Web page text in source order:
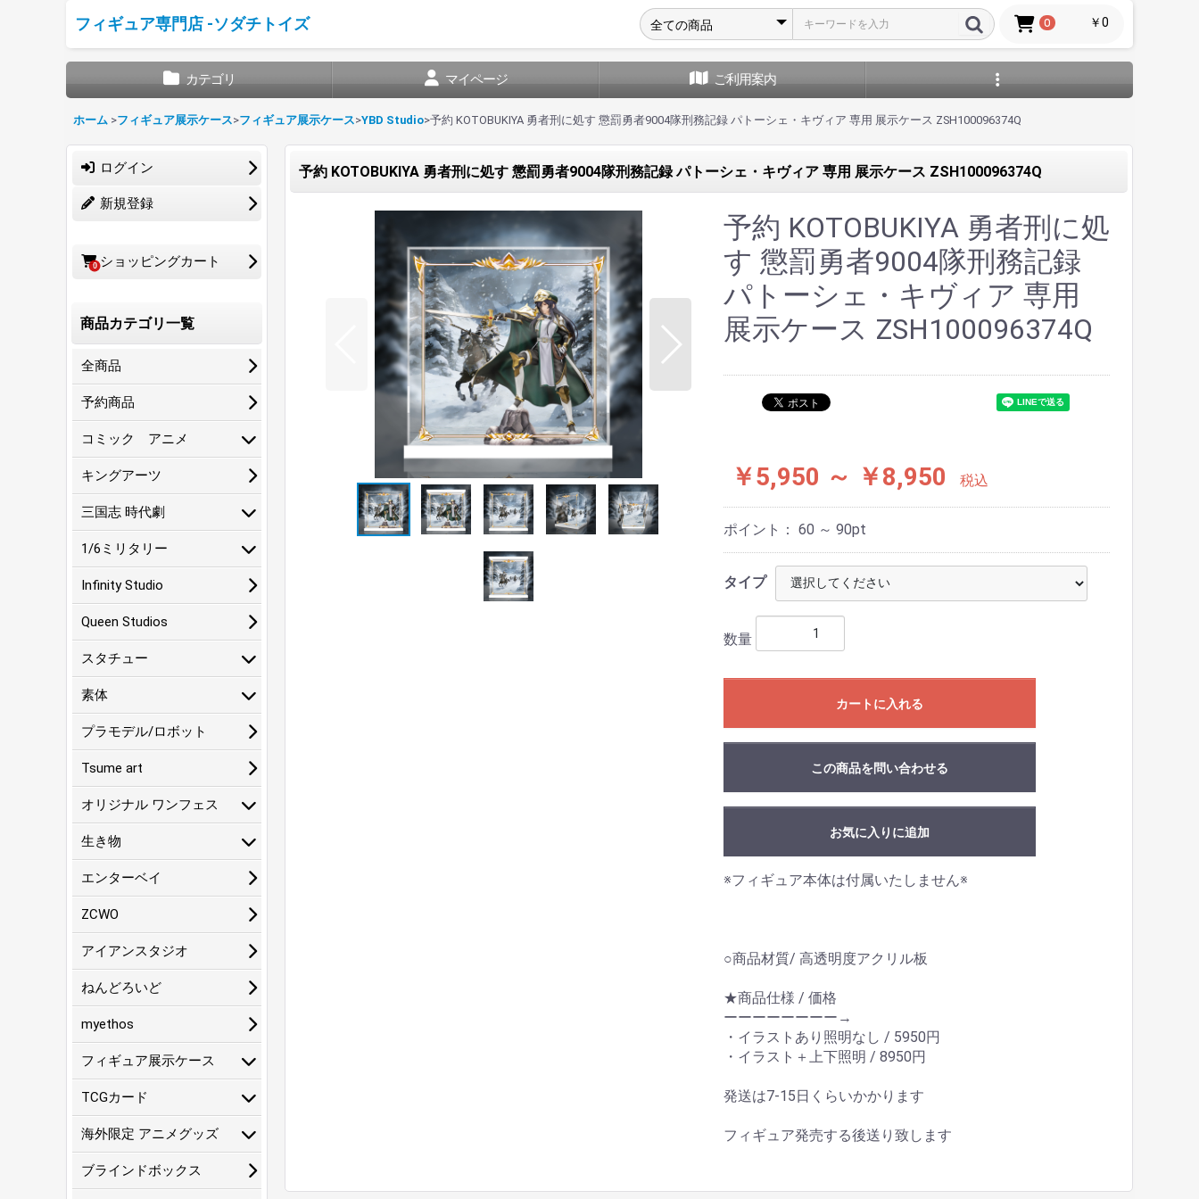
フィギュア専門店 -ソダチトイズ 0 ￥0
カテゴリ マイページ ご利用案内
ホーム >フィギュア展示ケース>フィギュア展示ケース>YBD Studio>予約 KOTOBUKIYA 勇者刑に処す 懲罰勇者9004隊刑務記録 パトーシェ・キヴィア 専用 展示ケース ZSH100096374Q
ログイン
新規登録
0 ショッピングカート
商品カテゴリ一覧
全商品
予約商品
コミック アニメ
キングアーツ
三国志 時代劇
1/6ミリタリー
Infinity Studio
Queen Studios
スタチュー
素体
プラモデル/ロボット
Tsume art
オリジナル ワンフェス
生き物
エンターベイ
ZCWO
アイアンスタジオ
ねんどろいど
myethos
フィギュア展示ケース
TCGカード
海外限定 アニメグッズ
ブラインドボックス
予約 KOTOBUKIYA 勇者刑に処す 懲罰勇者9004隊刑務記録 パトーシェ・キヴィア 専用 展示ケース ZSH100096374Q
予約 KOTOBUKIYA 勇者刑に処
す 懲罰勇者9004隊刑務記録
パトーシェ・キヴィア 専用
展示ケース ZSH100096374Q
￥5,950 ～ ￥8,950 税込
ポイント： 60 ～ 90pt
タイプ
数量
カートに入れる
この商品を問い合わせる
お気に入りに追加
※フィギュア本体は付属いたしません※
○商品材質/ 高透明度アクリル板
★商品仕様 / 価格
ーーーーーーーー→
・イラストあり照明なし / 5950円
・イラスト＋上下照明 / 8950円
発送は7-15日くらいかかります
フィギュア発売する後送り致します